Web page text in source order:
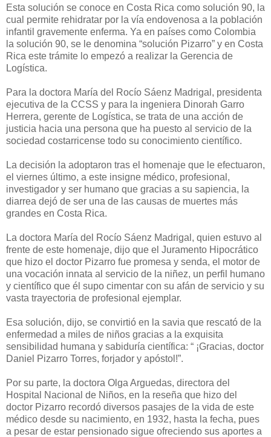
Esta solución se conoce en Costa Rica como solución 90, la
cual permite rehidratar por la vía endovenosa a la población
infantil gravemente enferma. Ya en países como Colombia
la solución 90, se le denomina “solución Pizarro” y en Costa
Rica este trámite lo empezó a realizar la Gerencia de
Logística.
Para la doctora María del Rocío Sáenz Madrigal, presidenta
ejecutiva de la CCSS y para la ingeniera Dinorah Garro
Herrera, gerente de Logística, se trata de una acción de
justicia hacia una persona que ha puesto al servicio de la
sociedad costarricense todo su conocimiento científico.
La decisión la adoptaron tras el homenaje que le efectuaron,
el viernes último, a este insigne médico, profesional,
investigador y ser humano que gracias a su sapiencia, la
diarrea dejó de ser una de las causas de muertes más
grandes en Costa Rica.
La doctora María del Rocío Sáenz Madrigal, quien estuvo al
frente de este homenaje, dijo que el Juramento Hipocrático
que hizo el doctor Pizarro fue promesa y senda, el motor de
una vocación innata al servicio de la niñez, un perfil humano
y científico que él supo cimentar con su afán de servicio y su
vasta trayectoria de profesional ejemplar.
Esa solución, dijo, se convirtió en la savia que rescató de la
enfermedad a miles de niños gracias a la exquisita
sensibilidad humana y sabiduría científica: “ ¡Gracias, doctor
Daniel Pizarro Torres, forjador y apóstol!”.
Por su parte, la doctora Olga Arguedas, directora del
Hospital Nacional de Niños, en la reseña que hizo del
doctor Pizarro recordó diversos pasajes de la vida de este
médico desde su nacimiento, en 1932, hasta la fecha, pues
a pesar de estar pensionado sigue ofreciendo sus aportes a